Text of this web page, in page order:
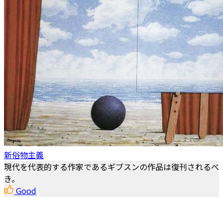
新俗物主義
現代を代表的する作家であるギブスンの作品は復刊されるべ
き。
Good